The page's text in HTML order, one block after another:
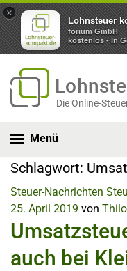
×
Lohnsteuer
forium GmbH
kostenlos - In
Die Online-
Menü
Schlagwort:
Steuer-Nachrichten
25. April 2019 von
auch bei